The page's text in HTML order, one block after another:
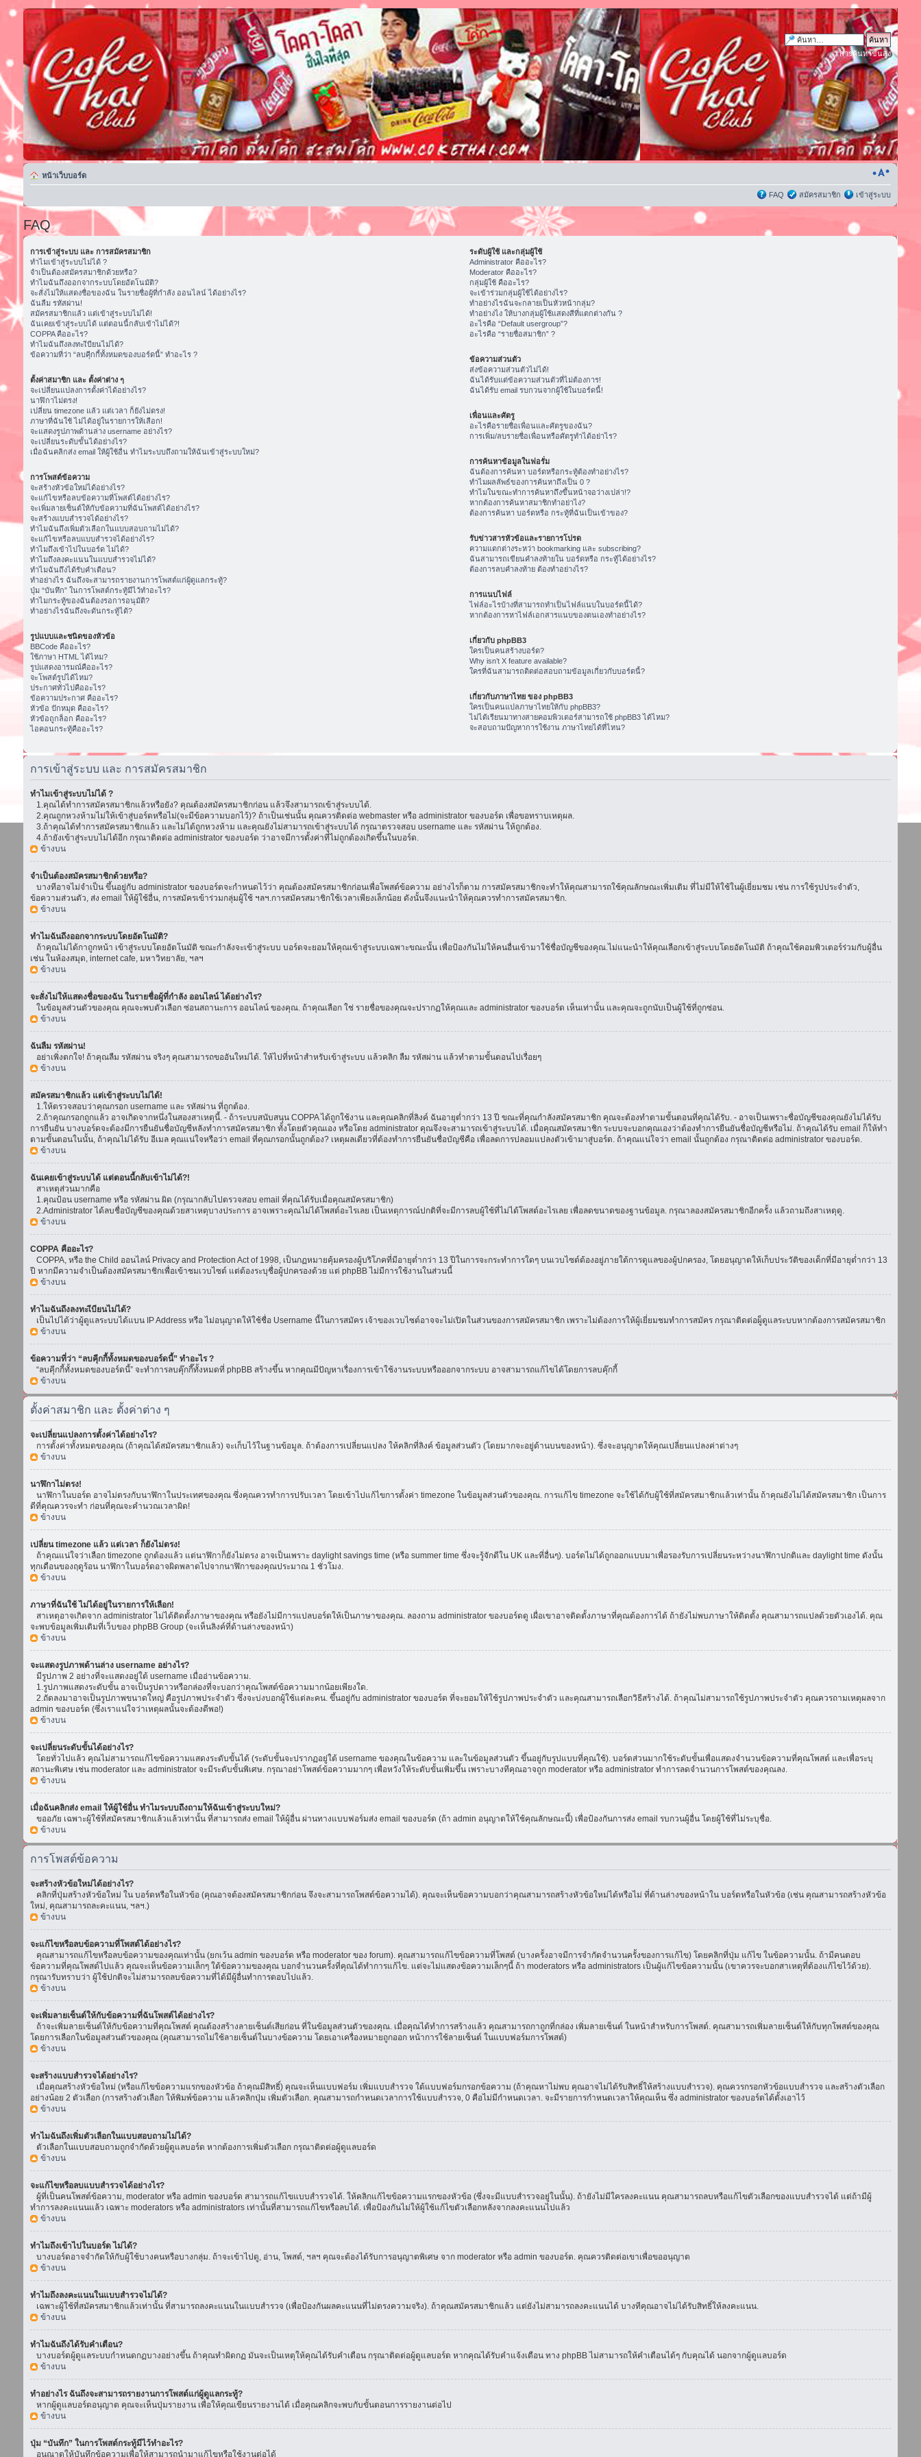
การค้นหาขั้นสูง
หน้าเว็บบอร์ด
FAQ สมัครสมาชิก เข้าสู่ระบบ
FAQ
การเข้าสู่ระบบ และ การสมัครสมาชิก
ทำไมเข้าสู่ระบบไม่ได้ ?
จำเป็นต้องสมัครสมาชิกด้วยหรือ?
ทำไมฉันถึงออกจากระบบโดยอัตโนมัติ?
จะสั่งไม่ให้แสดงชื่อของฉัน ในรายชื่อผู้ที่กำลัง ออนไลน์ ได้อย่างไร?
ฉันลืม รหัสผ่าน!
สมัครสมาชิกแล้ว แต่เข้าสู่ระบบไม่ได้!
ฉันเคยเข้าสู่ระบบได้ แต่ตอนนี้กลับเข้าไม่ได้?!
COPPA คืออะไร?
ทำไมฉันถึงลงทะเีบียนไม่ได้?
ข้อความที่ว่า “ลบคุีกกี้ทั้งหมดของบอร์ดนี้” ทำอะไร ?
ตั้งค่าสมาชิก และ ตั้งค่าต่าง ๆ
จะเปลี่ยนแปลงการตั้งค่าได้อย่างไร?
นาฬิกาไม่ตรง!
เปลี่ยน timezone แล้ว แต่เวลา ก็ยังไม่ตรง!
ภาษาที่ฉันใช้ ไม่ได้อยู่ในรายการให้เลือก!
จะแสดงรูปภาพด้านล่าง username อย่างไร?
จะเปลี่ยนระดับขั้นได้อย่างไร?
เมื่อฉันคลิกส่ง email ให้ผู้ใช้อื่น ทำไมระบบถึงถามให้ฉันเข้าสู่ระบบใหม่?
การโพสต์ข้อความ
จะสร้างหัวข้อใหม่ได้อย่างไร?
จะแก้ไขหรือลบข้อความที่โพสต์ได้อย่างไร?
จะเพิ่มลายเซ็นต์ให้กับข้อความที่ฉันโพสต์ได้อย่างไร?
จะสร้างแบบสำรวจได้อย่างไร?
ทำไมฉันถึงเพิ่มตัวเลือกในแบบสอบถามไม่ได้?
จะแก้ไขหรือลบแบบสำรวจได้อย่างไร?
ทำไมถึงเข้าไปในบอร์ด ไม่ได้?
ทำไมถึงลงคะแนนในแบบสำรวจไม่ได้?
ทำไมฉันถึงได้รับคำเตือน?
ทำอย่างไร ฉันถึงจะสามารถรายงานการโพสต์แก่ผู้ดูแลกระทู้?
ปุ่ม “บันทึก” ในการโพสต์กระทู้มีไว้ทำอะไร?
ทำไมกระทู้ของฉันต้องรอการอนุมัติ?
ทำอย่างไรฉันถึงจะดันกระทู้ได้?
รูปแบบและชนิดของหัวข้อ
BBCode คืออะไร?
ใช้ภาษา HTML ได้ไหม?
รูปแสดงอารมณ์คืออะไร?
จะโพสต์รูปได้ไหม?
ประกาศทั่วไปคืออะไร?
ข้อความประกาศ คืออะไร?
หัวข้อ ปักหมุด คืออะไร?
หัวข้อถูกล็อก คืออะไร?
ไอคอนกระทู้คืออะไร?
ระดับผู้ใช้ และกลุ่มผู้ใช้
Administrator คืออะไร?
Moderator คืออะไร?
กลุ่มผู้ใช้ คืออะไร?
จะเข้าร่วมกลุ่มผู้ใช้ได้อย่างไร?
ทำอย่างไรฉันจะกลายเป็นหัวหน้ากลุ่ม?
ทำอย่างไง ให้บางกลุ่มผู้ใช้แสดงสีที่แตกต่างกัน ?
อะไรคือ “Default usergroup”?
อะไรคือ “รายชื่อสมาชิก” ?
ข้อความส่วนตัว
ส่งข้อความส่วนตัวไม่ได้!
ฉันได้รับแต่ข้อความส่วนตัวที่ไม่ต้องการ!
ฉันได้รับ email รบกวนจากผู้ใช้ในบอร์ดนี้!
เพื่อนและศัตรู
อะไรคือรายชื่อเพื่อนและศัตรูของฉัน?
การเพิ่ม/ลบรายชื่อเพื่อนหรือศัตรูทำได้อย่าไร?
การค้นหาข้อมูลในฟอรั่ม
ฉันต้องการค้นหา บอร์ดหรือกระทู้ต้องทำอย่างไร?
ทำไมผลลัพธ์ของการค้นหาถึงเป็น 0 ?
ทำไมในขณะทำการค้นหาถึงขึ้นหน้าจอว่างเปล่า!?
หากต้องการค้นหาสมาชิกทำอย่าไง?
ต้องการค้นหา บอร์ดหรือ กระทู้ที่ฉันเป็นเข้าของ?
รับข่าวสารหัวข้อและรายการโปรด
ความแตกต่างระหว่า bookmarking และ subscribing?
ฉันสามารถเขียนคำลงท้ายใน บอร์ดหรือ กระทู้ได้อย่างไร?
ต้องการลบคำลงท้าย ต้องทำอย่างไร?
การแนบไฟล์
ไฟล์อะไรบ้างที่สามารถทำเป็นไฟล์แนบในบอร์ดนี้ได้?
หากต้องการหาไฟล์เอกสารแนบของตนเองทำอย่างไร?
เกี่ยวกับ phpBB3
ใครเป็นคนสร้างบอร์ด?
Why isn’t X feature available?
ใครที่ฉันสามารถติดต่อสอบถามข้อมูลเกี่ยวกับบอร์ดนี้?
เกี่ยวกับภาษาไทย ของ phpBB3
ใครเป็นคนแปลภาษาไทยให้กับ phpBB3?
ไม่ได้เรียนมาทางสายคอมพิวเตอร์สามารถใช้ phpBB3 ได้ไหม?
จะสอบถามปัญหาการใช้งาน ภาษาไทยได้ที่ไหน?
การเข้าสู่ระบบ และ การสมัครสมาชิก
ทำไมเข้าสู่ระบบไม่ได้ ?
1.คุณได้ทำการสมัครสมาชิกแล้วหรือยัง? คุณต้องสมัครสมาชิกก่อน แล้วจึงสามารถเข้าสู่ระบบได้.
2.คุณถูกหวงห้ามไม่ให้เข้าสู่บอร์ดหรือไม่(จะมีข้อความบอกไว้)? ถ้าเป็นเช่นนั้น คุณควรติดต่อ webmaster หรือ administrator ของบอร์ด เพื่อขอทราบเหตุผล.
3.ถ้าคุณได้ทำการสมัครสมาชิกแล้ว และไม่ได้ถูกหวงห้าม และคุณยังไม่สามารถเข้าสู่ระบบได้ กรุณาตรวจสอบ username และ รหัสผ่าน ให้ถูกต้อง.
4.ถ้ายังเข้าสู่ระบบไม่ได้อีก กรุณาติดต่อ administrator ของบอร์ด ว่าอาจมีการตั้งค่าที่ไม่ถูกต้องเกิดขึ้นในบอร์ด.
ข้างบน
จำเป็นต้องสมัครสมาชิกด้วยหรือ?
บางทีอาจไม่จำเป็น ขึ้นอยู่กับ administrator ของบอร์ดจะกำหนดไว้ว่า คุณต้องสมัครสมาชิกก่อนเพื่อโพสต์ข้อความ อย่างไรก็ตาม การสมัครสมาชิกจะทำให้คุณสามารถใช้คุณลักษณะเพิ่มเติม ที่ไม่มีให้ใช้ในผู้เยี่ยมชม เช่น การใช้รูปประจำตัว,
ข้อความส่วนตัว, ส่ง email ให้ผู้ใช้อื่น, การสมัครเข้าร่วมกลุ่มผู้ใช้ ฯลฯ.การสมัครสมาชิกใช้เวลาเพียงเล็กน้อย ดังนั้นจึงแนะนำให้คุณควรทำการสมัครสมาชิก.
ข้างบน
ทำไมฉันถึงออกจากระบบโดยอัตโนมัติ?
ถ้าคุณไม่ได้กาถูกหน้า เข้าสู่ระบบโดยอัตโนมัติ ขณะกำลังจะเข้าสู่ระบบ บอร์ดจะยอมให้คุณเข้าสู่ระบบเฉพาะขณะนั้น เพื่อป้องกันไม่ให้คนอื่นเข้ามาใช้ชื่อบัญชีของคุณ.ไม่แนะนำให้คุณเลือกเข้าสู่ระบบโดยอัตโนมัติ ถ้าคุณใช้คอมพิวเตอร์ร่วมกับผู้อื่น
เช่น ในห้องสมุด, internet cafe, มหาวิทยาลัย, ฯลฯ
ข้างบน
จะสั่งไม่ให้แสดงชื่อของฉัน ในรายชื่อผู้ที่กำลัง ออนไลน์ ได้อย่างไร?
ในข้อมูลส่วนตัวของคุณ คุณจะพบตัวเลือก ซ่อนสถานะการ ออนไลน์ ของคุณ. ถ้าคุณเลือก ใช่ รายชื่อของคุณจะปรากฏให้คุณและ administrator ของบอร์ด เห็นเท่านั้น และคุณจะถูกนับเป็นผู้ใช้ที่ถูกซ่อน.
ข้างบน
ฉันลืม รหัสผ่าน!
อย่าเพิ่งตกใจ! ถ้าคุณลืม รหัสผ่าน จริงๆ คุณสามารถขออันใหม่ได้. ให้ไปที่หน้าสำหรับเข้าสู่ระบบ แล้วคลิก ลืม รหัสผ่าน แล้วทำตามขั้นตอนไปเรื่อยๆ
ข้างบน
สมัครสมาชิกแล้ว แต่เข้าสู่ระบบไม่ได้!
1.ให้ตรวจสอบว่าคุณกรอก username และ รหัสผ่าน ที่ถูกต้อง.
2.ถ้าคุณกรอกถูกแล้ว อาจเกิดจากหนึ่งในสองสาเหตุนี้. - ถ้าระบบสนับสนุน COPPA ได้ถูกใช้งาน และคุณคลิกที่ลิงค์ ฉันอายุต่ำกว่า 13 ปี ขณะที่คุณกำลังสมัครสมาชิก คุณจะต้องทำตามขั้นตอนที่คุณได้รับ. - อาจเป็นเพราะชื่อบัญชีของคุณยังไม่ได้รับ
การยืนยัน บางบอร์ดจะต้องมีการยืนยันชื่อบัญชีหลังทำการสมัครสมาชิก ทั้งโดยตัวคุณเอง หรือโดย administrator คุณจึงจะสามารถเข้าสู่ระบบได้. เมื่อคุณสมัครสมาชิก ระบบจะบอกคุณเองว่าต้องทำการยืนยันชื่อบัญชีหรือไม่. ถ้าคุณได้รับ email ก็ให้ทำ
ตามขั้นตอนในนั้น, ถ้าคุณไม่ได้รับ อีเมล คุณแน่ใจหรือว่า email ที่คุณกรอกนั้นถูกต้อง? เหตุผลเดียวที่ต้องทำการยืนยันชื่อบัญชีคือ เพื่อลดการปลอมแปลงตัวเข้ามาสู่บอร์ด. ถ้าคุณแน่ใจว่า email นั้นถูกต้อง กรุณาติดต่อ administrator ของบอร์ด.
ข้างบน
ฉันเคยเข้าสู่ระบบได้ แต่ตอนนี้กลับเข้าไม่ได้?!
สาเหตุส่วนมากคือ
1.คุณป้อน username หรือ รหัสผ่าน ผิด (กรุณากลับไปตรวจสอบ email ที่คุณได้รับเมื่อคุณสมัครสมาชิก)
2.Administrator ได้ลบชื่อบัญชีของคุณด้วยสาเหตุบางประการ อาจเพราะคุณไม่ได้โพสต์อะไรเลย เป็นเหตุการณ์ปกติที่จะมีการลบผู้ใช้ที่ไม่ได้โพสต์อะไรเลย เพื่อลดขนาดของฐานข้อมูล. กรุณาลองสมัครสมาชิกอีกครั้ง แล้วถามถึงสาเหตุดู.
ข้างบน
COPPA คืออะไร?
COPPA, หรือ the Child ออนไลน์ Privacy and Protection Act of 1998, เป็นกฏหมายคุ้มครองผู้บริโภคที่มีอายุต่ำกว่า 13 ปีในการจะกระทำการใดๆ บนเวบไซต์ต้องอยู่ภายใต้การดูแลของผู้ปกครอง, โดยอนุญาตให้เก็บประวัติของเด็กที่มีอายุต่ำกว่า 13
ปี หากมีความจำเป็นต้องสมัครสมาชิกเพื่อเข้าชมเวบไซต์ แต่ต้องระบุชื่อผู้ปกครองด้วย แต่ phpBB ไม่มีการใช้งานในส่วนนี้
ข้างบน
ทำไมฉันถึงลงทะเีบียนไม่ได้?
เป็นไปได้ว่าผู้ดูแลระบบได้แบน IP Address หรือ ไม่อนุญาตให้ใช้ชื่อ Username นี้ในการสมัคร เจ้าของเวบไซต์อาจจะไม่เปิดในส่วนของการสมัครสมาชิก เพราะไม่ต้องการให้ผู้เยี่ยมชมทำการสมัคร กรุณาติดต่อผู็ดูแลระบบหากต้องการสมัครสมาชิก
ข้างบน
ข้อความที่ว่า “ลบคุีกกี้ทั้งหมดของบอร์ดนี้” ทำอะไร ?
“ลบคุีกกี้ทั้งหมดของบอร์ดนี้” จะทำการลบคุ๊กกี๊ทั้งหมดที่ phpBB สร้างขึ้น หากคุณมีปัญหาเรื่องการเข้าใช้งานระบบหรือออกจากระบบ อาจสามารถแก้ไขได้โดยการลบคุ๊กกี้
ข้างบน
ตั้งค่าสมาชิก และ ตั้งค่าต่าง ๆ
จะเปลี่ยนแปลงการตั้งค่าได้อย่างไร?
การตั้งค่าทั้งหมดของคุณ (ถ้าคุณได้สมัครสมาชิกแล้ว) จะเก็บไว้ในฐานข้อมูล. ถ้าต้องการเปลี่ยนแปลง ให้คลิกที่ลิงค์ ข้อมูลส่วนตัว (โดยมากจะอยู่ด้านบนของหน้า). ซึ่งจะอนุญาตให้คุณเปลี่ยนแปลงค่าต่างๆ
ข้างบน
นาฬิกาไม่ตรง!
นาฬิกาในบอร์ด อาจไม่ตรงกับนาฬิกาในประเทศของคุณ ซึ่งคุณควรทำการปรับเวลา โดยเข้าไปแก้ไขการตั้งค่า timezone ในข้อมูลส่วนตัวของคุณ. การแก้ไข timezone จะใช้ได้กับผู้ใช้ที่สมัครสมาชิกแล้วเท่านั้น ถ้าคุณยังไม่ได้สมัครสมาชิก เป็นการ
ดีที่คุณควรจะทำ ก่อนที่คุณจะคำนวณเวลาผิด!
ข้างบน
เปลี่ยน timezone แล้ว แต่เวลา ก็ยังไม่ตรง!
ถ้าคุณแน่ใจว่าเลือก timezone ถูกต้องแล้ว แต่นาฬิกาก็ยังไม่ตรง อาจเป็นเพราะ daylight savings time (หรือ summer time ซึ่งจะรู้จักดีใน UK และที่อื่นๆ). บอร์ดไม่ได้ถูกออกแบบมาเพื่อรองรับการเปลี่ยนระหว่างนาฬิกาปกติและ daylight time ดังนั้น
ทุกเดือนของฤดูร้อน นาฬิกาในบอร์ดอาจผิดพลาดไปจากนาฬิกาของคุณประมาณ 1 ชั่วโมง.
ข้างบน
ภาษาที่ฉันใช้ ไม่ได้อยู่ในรายการให้เลือก!
สาเหตุอาจเกิดจาก administrator ไม่ได้ติดตั้งภาษาของคุณ หรือยังไม่มีการแปลบอร์ดให้เป็นภาษาของคุณ. ลองถาม administrator ของบอร์ดดู เผื่อเขาอาจติดตั้งภาษาที่คุณต้องการได้ ถ้ายังไม่พบภาษาให้ติดตั้ง คุณสามารถแปลด้วยตัวเองได้. คุณ
จะพบข้อมูลเพิ่มเติมที่เว็บของ phpBB Group (จะเห็นลิงค์ที่ด้านล่างของหน้า)
ข้างบน
จะแสดงรูปภาพด้านล่าง username อย่างไร?
มีรูปภาพ 2 อย่างที่จะแสดงอยู่ใต้ username เมื่ออ่านข้อความ.
1.รูปภาพแสดงระดับขั้น อาจเป็นรูปดาวหรือกล่องที่จะบอกว่าคุณโพสต์ข้อความมากน้อยเพียงใด.
2.ถัดลงมาอาจเป็นรูปภาพขนาดใหญ่ คือรูปภาพประจำตัว ซึ่งจะบ่งบอกผู้ใช้แต่ละคน. ขึ้นอยู่กับ administrator ของบอร์ด ที่จะยอมให้ใช้รูปภาพประจำตัว และคุณสามารถเลือกวิธีสร้างได้. ถ้าคุณไม่สามารถใช้รูปภาพประจำตัว คุณควรถามเหตุผลจาก
admin ของบอร์ด (ซึ่งเราแน่ใจว่าเหตุผลนั้นจะต้องดีพอ!)
ข้างบน
จะเปลี่ยนระดับขั้นได้อย่างไร?
โดยทั่วไปแล้ว คุณไม่สามารถแก้ไขข้อความแสดงระดับขั้นได้ (ระดับขั้นจะปรากฏอยู่ใต้ username ของคุณในข้อความ และในข้อมูลส่วนตัว ขึ้นอยู่กับรูปแบบที่คุณใช้). บอร์ดส่วนมากใช้ระดับขั้นเพื่อแสดงจำนวนข้อความที่คุณโพสต์ และเพื่อระบุ
สถานะพิเศษ เช่น moderator และ administrator จะมีระดับขั้นพิเศษ. กรุณาอย่าโพสต์ข้อความมากๆ เพื่อหวังให้ระดับขั้นเพิ่มขึ้น เพราะบางทีคุณอาจถูก moderator หรือ administrator ทำการลดจำนวนการโพสต์ของคุณลง.
ข้างบน
เมื่อฉันคลิกส่ง email ให้ผู้ใช้อื่น ทำไมระบบถึงถามให้ฉันเข้าสู่ระบบใหม่?
ขออภัย เฉพาะผู้ใช้ที่สมัครสมาชิกแล้วแล้วเท่านั้น ที่สามารถส่ง email ให้ผู้อื่น ผ่านทางแบบฟอร์มส่ง email ของบอร์ด (ถ้า admin อนุญาตให้ใช้คุณลักษณะนี้) เพื่อป้องกันการส่ง email รบกวนผู้อื่น โดยผู้ใช้ที่ไม่ระบุชื่อ.
ข้างบน
การโพสต์ข้อความ
จะสร้างหัวข้อใหม่ได้อย่างไร?
คลิกที่ปุ่มสร้างหัวข้อใหม่ ใน บอร์ดหรือในหัวข้อ (คุณอาจต้องสมัครสมาชิกก่อน จึงจะสามารถโพสต์ข้อความได้). คุณจะเห็นข้อความบอกว่าคุณสามารถสร้างหัวข้อใหม่ได้หรือไม่ ที่ด้านล่างของหน้าใน บอร์ดหรือในหัวข้อ (เช่น คุณสามารถสร้างหัวข้อ
ใหม่, คุณสามารถละคะแนน, ฯลฯ.)
ข้างบน
จะแก้ไขหรือลบข้อความที่โพสต์ได้อย่างไร?
คุณสามารถแก้ไขหรือลบข้อความของคุณเท่านั้น (ยกเว้น admin ของบอร์ด หรือ moderator ของ forum). คุณสามารถแก้ไขข้อความที่โพสต์ (บางครั้งอาจมีการจำกัดจำนวนครั้งของการแก้ไข) โดยคลิกที่ปุ่ม แก้ไข ในข้อความนั้น. ถ้ามีคนตอบ
ข้อความที่คุณโพสต์ไปแล้ว คุณจะเห็นข้อความเล็กๆ ใต้ข้อความของคุณ บอกจำนวนครั้งที่คุณได้ทำการแก้ไข. แต่จะไม่แสดงข้อความเล็กๆนี้ ถ้า moderators หรือ administrators เป็นผู้แก้ไขข้อความนั้น (เขาควรจะบอกสาเหตุที่ต้องแก้ไขไว้ด้วย).
กรุณารับทราบว่า ผู้ใช้ปกติจะไม่สามารถลบข้อความที่ได้มีผู้อื่นทำการตอบไปแล้ว.
ข้างบน
จะเพิ่มลายเซ็นต์ให้กับข้อความที่ฉันโพสต์ได้อย่างไร?
ถ้าจะเพิ่มลายเซ็นต์ให้กับข้อความที่คุณโพสต์ คุณต้องสร้างลายเซ็นต์เสียก่อน ที่ในข้อมูลส่วนตัวของคุณ. เมื่อคุณได้ทำการสร้างแล้ว คุณสามารถกาถูกที่กล่อง เพิ่มลายเซ็นต์ ในหน้าสำหรับการโพสต์. คุณสามารถเพิ่มลายเซ็นต์ให้กับทุกโพสต์ของคุณ
โดยการเลือกในข้อมูลส่วนตัวของคุณ (คุณสามารถไม่ใช้ลายเซ็นต์ในบางข้อความ โดยเอาเครื่องหมายถูกออก หน้าการใช้ลายเซ็นต์ ในแบบฟอร์มการโพสต์)
ข้างบน
จะสร้างแบบสำรวจได้อย่างไร?
เมื่อคุณสร้างหัวข้อใหม่ (หรือแก้ไขข้อความแรกของหัวข้อ ถ้าคุณมีสิทธิ์) คุณจะเห็นแบบฟอร์ม เพิ่มแบบสำรวจ ใต้แบบฟอร์มกรอกข้อความ (ถ้าคุณหาไม่พบ คุณอาจไม่ได้รับสิทธิ์ให้สร้างแบบสำรวจ). คุณควรกรอกหัวข้อแบบสำรวจ และสร้างตัวเลือก
อย่างน้อย 2 ตัวเลือก (การสร้างตัวเลือก ให้พิมพ์ข้อความ แล้วคลิกปุ่ม เพิ่มตัวเลือก. คุณสามารถกำหนดเวลาการใช้แบบสำรวจ, 0 คือไม่มีกำหนดเวลา. จะมีรายการกำหนดเวลาให้คุณเห็น ซึ่ง administrator ของบอร์ดได้ตั้งเอาไว้
ข้างบน
ทำไมฉันถึงเพิ่มตัวเลือกในแบบสอบถามไม่ได้?
ตัวเลือกในแบบสอบถามถูกจำกัดด้วยผู้ดูแลบอร์ด หากต้องการเพิ่มตัวเลือก กรุณาติดต่อผู้ดูแลบอร์ด
ข้างบน
จะแก้ไขหรือลบแบบสำรวจได้อย่างไร?
ผู้ที่เป็นคนโพสต์ข้อความ, moderator หรือ admin ของบอร์ด สามารถแก้ไขแบบสำรวจได้. ให้คลิกแก้ไขข้อความแรกของหัวข้อ (ซึ่งจะมีแบบสำรวจอยู่ในนั้น). ถ้ายังไม่มีใครลงคะแนน คุณสามารถลบหรือแก้ไขตัวเลือกของแบบสำรวจได้ แต่ถ้ามีผู้
ทำการลงคะแนนแล้ว เฉพาะ moderators หรือ administrators เท่านั้นที่สามารถแก้ไขหรือลบได้. เพื่อป้องกันไม่ให้ผู้ใช้แก้ไขตัวเลือกหลังจากลงคะแนนไปแล้ว
ข้างบน
ทำไมถึงเข้าไปในบอร์ด ไม่ได้?
บางบอร์ดอาจจำกัดให้กับผู้ใช้บางคนหรือบางกลุ่ม. ถ้าจะเข้าไปดู, อ่าน, โพสต์, ฯลฯ คุณจะต้องได้รับการอนุญาตพิเศษ จาก moderator หรือ admin ของบอร์ด. คุณควรติดต่อเขาเพื่อขออนุญาต
ข้างบน
ทำไมถึงลงคะแนนในแบบสำรวจไม่ได้?
เฉพาะผู้ใช้ที่สมัครสมาชิกแล้วเท่านั้น ที่สามารถลงคะแนนในแบบสำรวจ (เพื่อป้องกันผลคะแนนที่ไม่ตรงความจริง). ถ้าคุณสมัครสมาชิกแล้ว แต่ยังไม่สามารถลงคะแนนได้ บางทีคุณอาจไม่ได้รับสิทธิ์ให้ลงคะแนน.
ข้างบน
ทำไมฉันถึงได้รับคำเตือน?
บางบอร์ดผู้ดูแลระบบกำหนดกฏบางอย่างขึ้น ถ้าคุณทำผิดกฏ มันจะเป็นเหตุให้คุณได้รับคำเตือน กรุณาติดต่อผู้ดูแลบอร์ด หากคุณได้รับคำแจ้งเตือน ทาง phpBB ไม่สามารถให้คำเตือนได้ๆ กับคุณได้ นอกจากผู้ดูแลบอร์ด
ข้างบน
ทำอย่างไร ฉันถึงจะสามารถรายงานการโพสต์แก่ผู้ดูแลกระทู้?
หากผู้ดูแลบอร์ดอนุญาต คุณจะเห็นปุ่มรายงาน เพื่อให้คุณเขียนรายงานได้ เมื่อคุณคลิกจะพบกับขั้นตอนการรายงานต่อไป
ข้างบน
ปุ่ม “บันทึก” ในการโพสต์กระทู้มีไว้ทำอะไร?
อนุณาตให้บันทึกข้อความเพื่อให้สามารถนำมาแก้ไขหรือใช้งานต่อได้